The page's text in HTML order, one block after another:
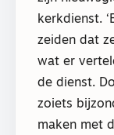
kerkdienst.
zeiden dat
wat er
de dienst.
zoiets
maken met